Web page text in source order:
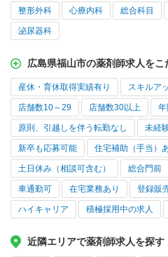
整形外科 心療内科 総合科目
泌尿器科
広島県福山市の薬剤師求人を
産休・育休取得実績有り スキルア
店舗数10～29 店舗数30以上
原則、引越しを伴う転勤なし 未経
新卒も応募可能 住宅補助（手当）
土日休み（相談可含む） 総合門前
車通勤可 在宅業務あり 登録販
ハイキャリア 積極採用中の求人
近隣エリアで薬剤師求人を探す